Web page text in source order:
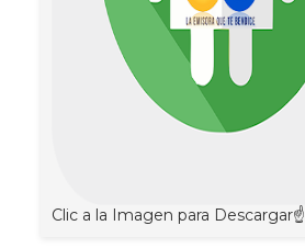
Clic a la Imagen para Descargar☝